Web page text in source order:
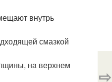
внутрь
смазкой
на верхнем
⇨